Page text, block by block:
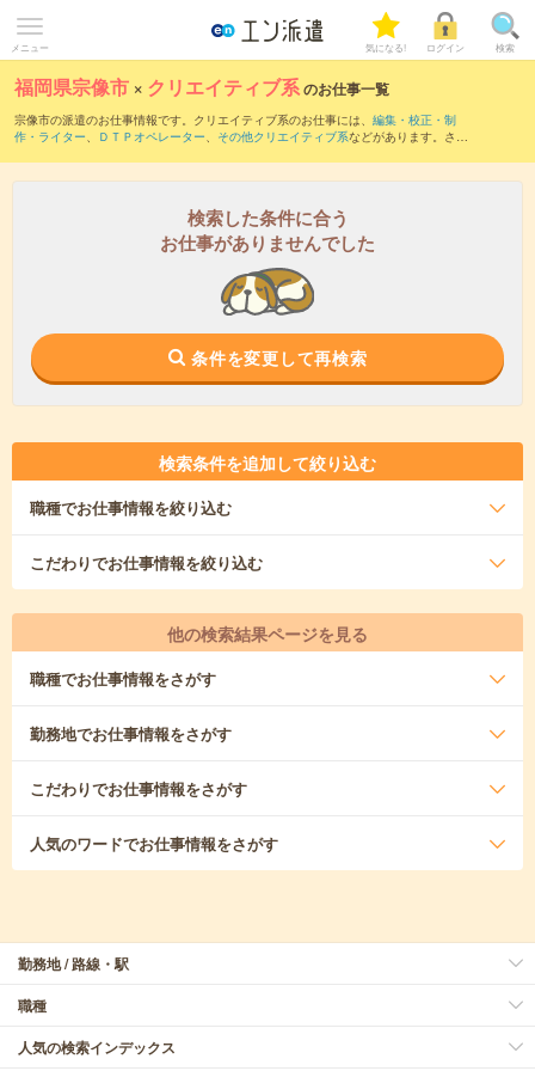
メニュー 気になる! ログイン 検索
福岡県宗像市 × クリエイティブ系のお仕事一覧
宗像市の派遣のお仕事情報です。クリエイティブ系のお仕事には、 編集・校正・制
作・ライター、 ＤＴＰオペレーター、 その他クリエイティブ系などがあります。さら
検索した条件に合う
お仕事がありませんでした
条件を変更して再検索
検索条件を追加して絞り込む
職種でお仕事情報を絞り込む
こだわりでお仕事情報を絞り込む
他の検索結果ページを見る
職種でお仕事情報をさがす
勤務地でお仕事情報をさがす
こだわりでお仕事情報をさがす
人気のワードでお仕事情報をさがす
勤務地 / 路線・駅
職種
人気の検索インデックス